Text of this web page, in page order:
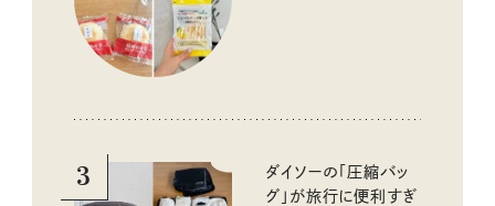
3
ダイソーの「圧縮バッ
グ」が旅行に便利すぎ